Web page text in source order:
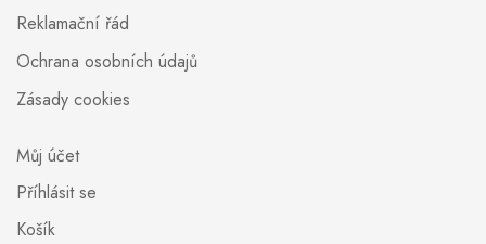
Reklamační řád
Ochrana osobních údajů
Zásady cookies
Můj účet
Příhlásit se
Košík